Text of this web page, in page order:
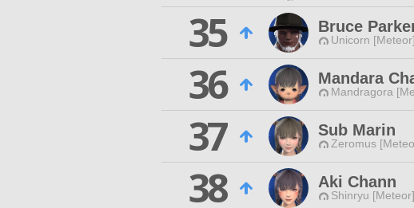
35
Bruce
Unicorn [Meteor]
36
Mandara
Mandragora
37
Sub Marin
Zeromus
38
Aki Chann
Shinryu [Meteor]